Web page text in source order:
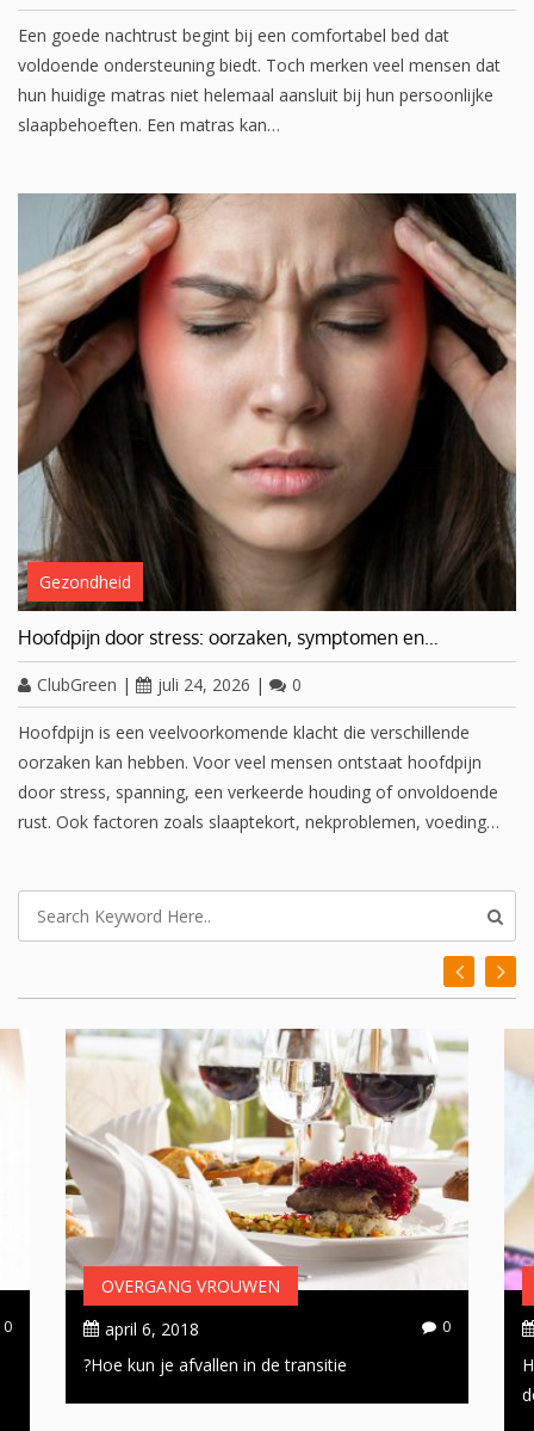
Een goede nachtrust begint bij een comfortabel bed dat
voldoende ondersteuning biedt. Toch merken veel mensen dat
hun huidige matras niet helemaal aansluit bij hun persoonlijke
slaapbehoeften. Een matras kan…
Gezondheid
Hoofdpijn door stress: oorzaken, symptomen en…
ClubGreen | juli 24, 2026 | 0
Hoofdpijn is een veelvoorkomende klacht die verschillende
oorzaken kan hebben. Voor veel mensen ontstaat hoofdpijn
door stress, spanning, een verkeerde houding of onvoldoende
rust. Ook factoren zoals slaaptekort, nekproblemen, voeding…
OVERGANG VROUWEN
april 6, 2018
0
Hoe kun je afvallen in de transitie?
0